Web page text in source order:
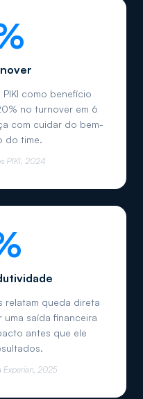
como benefício
no turnover em 6
com cuidar do bem-
do time.
PIKI, 2024
relatam queda direta
saída financeira
antes que ele
Experian, 2025